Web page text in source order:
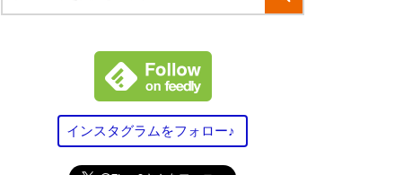
インスタグラムをフォロー♪